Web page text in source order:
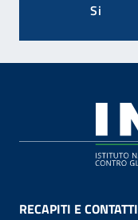
Si
RECAPITI E CONTATTI